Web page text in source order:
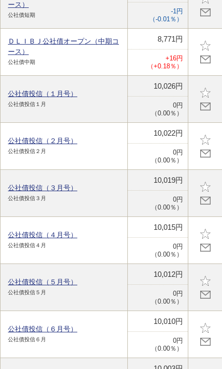
ース）
公社債短期
-1円
（-0.01％）
ＤＬＩＢＪ公社債オープン（中期コ
ース）
公社債中期
8,771円
+16円
（+0.18％）
公社債投信（１月号）
公社債投信１月
10,026円
0円
（0.00％）
公社債投信（２月号）
公社債投信２月
10,022円
0円
（0.00％）
公社債投信（３月号）
公社債投信３月
10,019円
0円
（0.00％）
公社債投信（４月号）
公社債投信４月
10,015円
0円
（0.00％）
公社債投信（５月号）
公社債投信５月
10,012円
0円
（0.00％）
公社債投信（６月号）
公社債投信６月
10,010円
0円
（0.00％）